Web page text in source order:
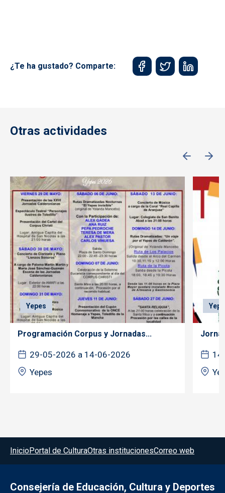
¿Te ha gustado? Comparte:
Otras actividades
Yepes
Programación Corpus y Jornadas...
29-05-2026 a 14-06-2026
Yepes
Menú del pie
InicioPortal de CulturaOtras institucionesCorreo web
Consejería de Educación, Cultura y Deportes